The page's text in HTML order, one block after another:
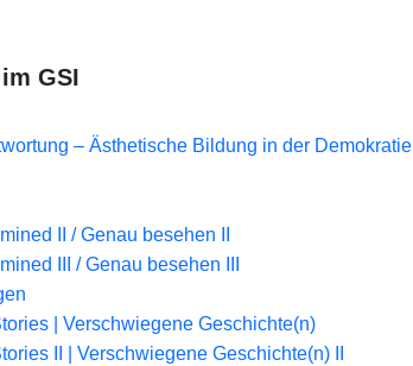
GSI
– Ästhetische Bildung in der Demokratie
II / Genau besehen II
III / Genau besehen III
| Verschwiegene Geschichte(n)
II | Verschwiegene Geschichte(n) II